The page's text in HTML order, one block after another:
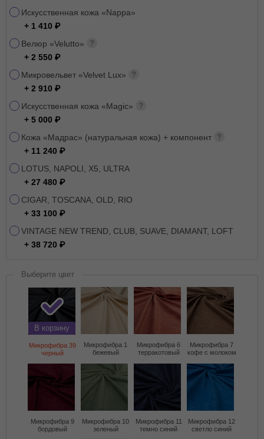
Искусственная кожа «Nappa»
+ 1 410
Велюр «Velutto»
+ 2 550
Микровельвет «Velvet Lux»
+ 2 910
Искусственная кожа «Magic»
+ 5 000
Кожа «Мадрас» (натуральная кожа) + компонент
+ 11 240
LOTUS, NAPOLI, X5, ULTRA
+ 27 480
CIGAR, TOSCANA, OLD, RIO
+ 33 100
VINTAGE NEW TREND, CLUB, SUAVE, DIAMANT, LOFT
+ 38 720
Выберите цвет
В корзину
Микрофибра 39
черный
Микрофибра 1
бежевый
Микрофибра 6
терракотовый
Микрофибра 7
кофе с молоком
Микрофибра 9
бордовый
Микрофибра 10
зеленый
Микрофибра 11
темно синий
Микрофибра 12
светло синий